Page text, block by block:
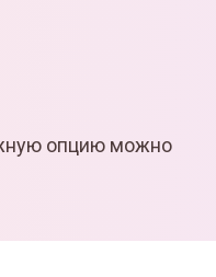
опцию можно